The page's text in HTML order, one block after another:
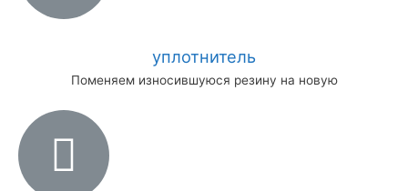
уплотнитель
Поменяем износившуюся резину на новую